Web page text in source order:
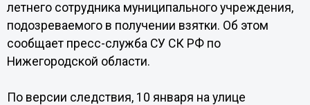
летнего сотрудника муниципального учреждения,
подозреваемого в получении взятки. Об этом
сообщает пресс-служба СУ СК РФ по
Нижегородской области.
По версии следствия, 10 января на улице